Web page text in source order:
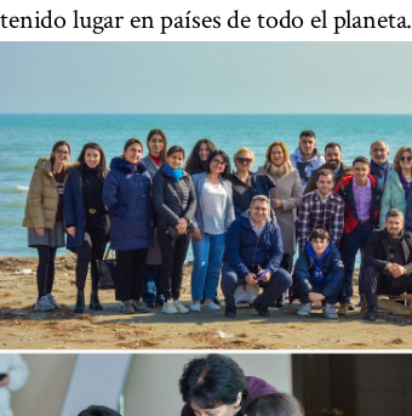
tenido lugar en países de todo el planeta.